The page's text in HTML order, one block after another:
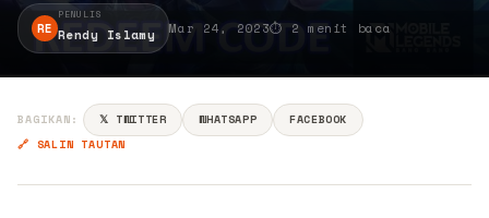
RE
PENULIS
Rendy Islamy Mar 24, 2023⏱ 2 menit baca
BAGIKAN: 𝕏 TWITTER WHATSAPP
FACEBOOK
🔗 SALIN TAUTAN